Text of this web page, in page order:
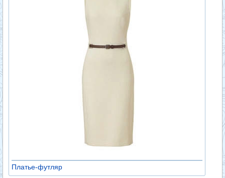
Платье-футляр